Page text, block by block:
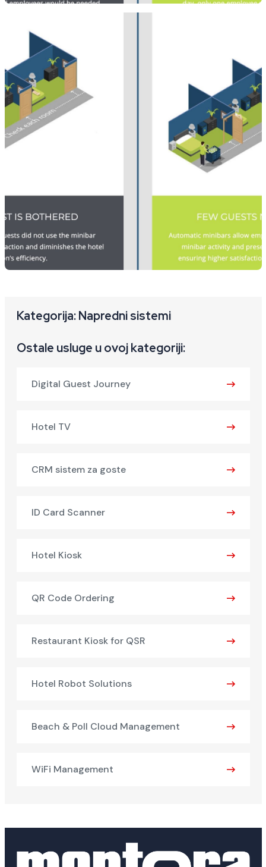
Kategorija: Napredni sistemi
Ostale usluge u ovoj kategoriji:
Digital Guest Journey
Hotel TV
CRM sistem za goste
ID Card Scanner
Hotel Kiosk
QR Code Ordering
Restaurant Kiosk for QSR
Hotel Robot Solutions
Beach & Poll Cloud Management
WiFi Management